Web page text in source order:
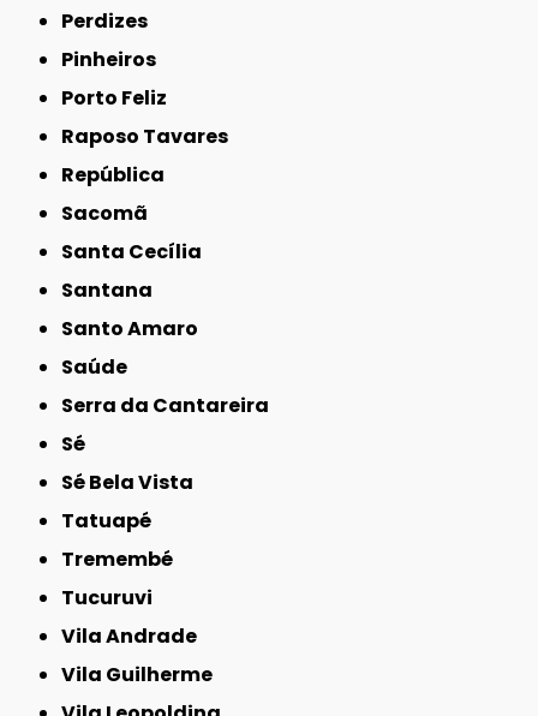
Perdizes
Pinheiros
Porto Feliz
Raposo Tavares
República
Sacomã
Santa Cecília
Santana
Santo Amaro
Saúde
Serra da Cantareira
Sé
Sé Bela Vista
Tatuapé
Tremembé
Tucuruvi
Vila Andrade
Vila Guilherme